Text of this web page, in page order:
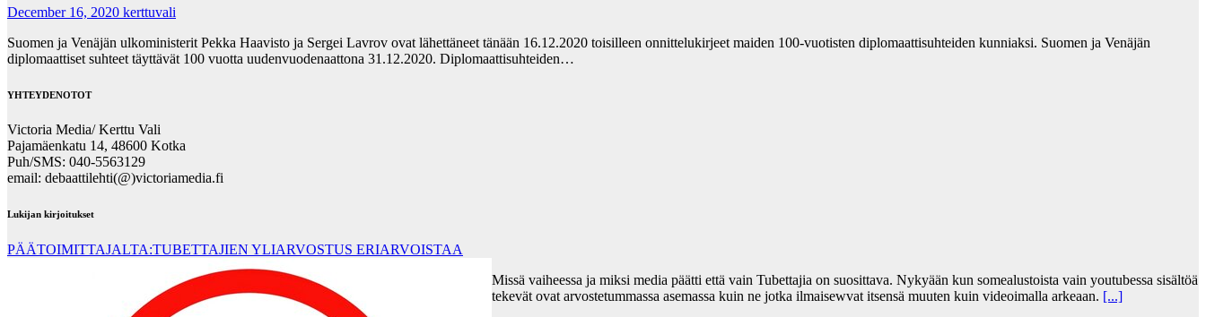
December 16, 2020 kerttuvali
Suomen ja Venäjän ulkoministerit Pekka Haavisto ja Sergei Lavrov ovat lähettäneet tänään 16.12.2020 toisilleen onnittelukirjeet maiden 100-vuotisten diplomaattisuhteiden kunniaksi. Suomen ja Venäjän
diplomaattiset suhteet täyttävät 100 vuotta uudenvuodenaattona 31.12.2020. Diplomaattisuhteiden…
YHTEYDENOTOT
Victoria Media/ Kerttu Vali
Pajamäenkatu 14, 48600 Kotka
Puh/SMS: 040-5563129
email: debaattilehti(@)victoriamedia.fi
Lukijan kirjoitukset
PÄÄTOIMITTAJALTA:TUBETTAJIEN YLIARVOSTUS ERIARVOISTAA
Missä vaiheessa ja miksi media päätti että vain Tubettajia on suosittava. Nykyään kun somealustoista vain youtubessa sisältöä
tekevät ovat arvostetummassa asemassa kuin ne jotka ilmaisewvat itsensä muuten kuin videoimalla arkeaan. [...]